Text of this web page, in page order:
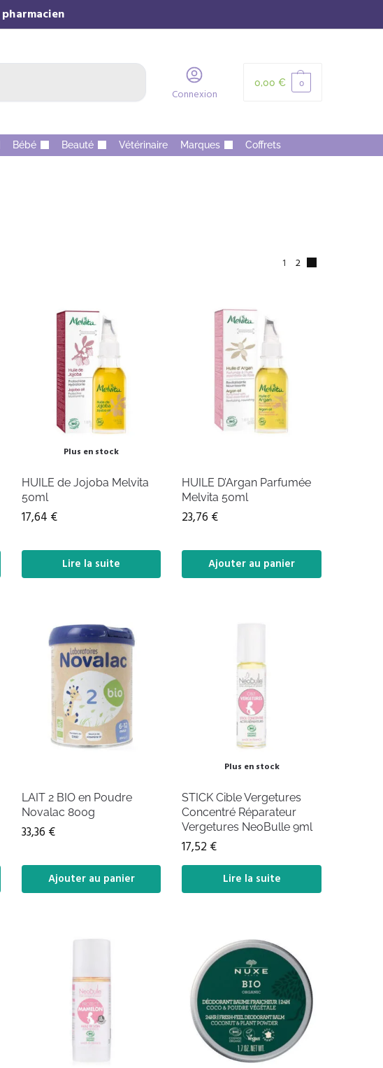
Connexion
0,00 € 0
Bébé Beauté Vétérinaire Marques Coffrets
1 2
Plus en stock
HUILE de Jojoba Melvita
50ml
17,64 €
Lire la suite
HUILE D’Argan Parfumée
Melvita 50ml
23,76 €
Ajouter au panier
LAIT 2 BIO en Poudre
Novalac 800g
33,36 €
Ajouter au panier
Plus en stock
STICK Cible Vergetures
Concentré Réparateur
Vergetures NeoBulle 9ml
17,52 €
Lire la suite